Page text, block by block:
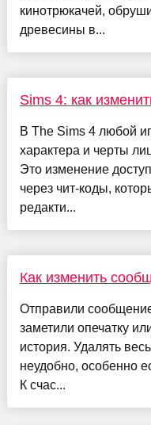
кинотрюкачей,
древесины в...
Sims 4: как
В The Sims 4 любой
характера и черты
Это изменение
через чит-коды,
редакти...
Как изменить
Отправили
заметили опечатку
история. Удалять
неудобно, особенно
К счас...